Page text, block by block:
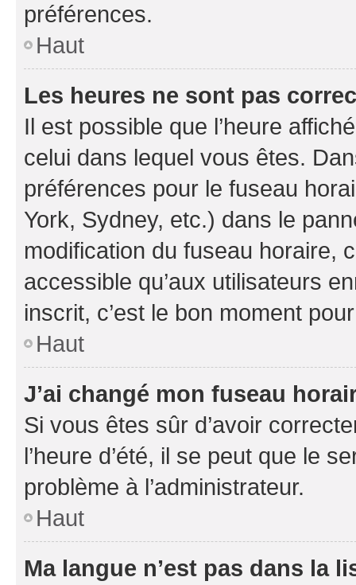
préférences.
Haut
Les heures ne sont pas
Il est possible que l’heure
celui dans lequel vous êtes.
préférences pour le fuseau
York, Sydney, etc.) dans le
modification du fuseau horaire,
accessible qu’aux utilisateurs
inscrit, c’est le bon moment
Haut
J’ai changé mon fuseau
Si vous êtes sûr d’avoir
l’heure d’été, il se peut que le
problème à l’administrateur.
Haut
Ma langue n’est pas dans la